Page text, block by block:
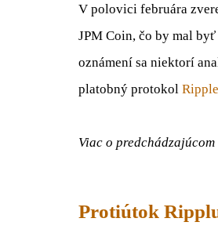
V polovici februára
JPM Coin, čo by mal
oznámení sa niektorí
platobný protokol Ripple
Viac o
Protiútok